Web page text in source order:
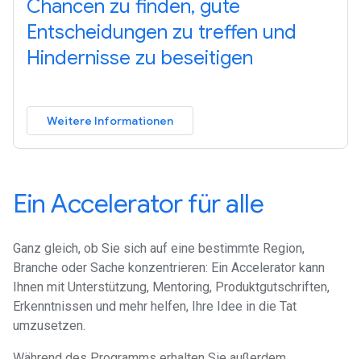
Chancen zu finden, gute
Entscheidungen zu treffen und
Hindernisse zu beseitigen
Weitere Informationen
Ein Accelerator für alle
Ganz gleich, ob Sie sich auf eine bestimmte Region,
Branche oder Sache konzentrieren: Ein Accelerator kann
Ihnen mit Unterstützung, Mentoring, Produktgutschriften,
Erkenntnissen und mehr helfen, Ihre Idee in die Tat
umzusetzen.